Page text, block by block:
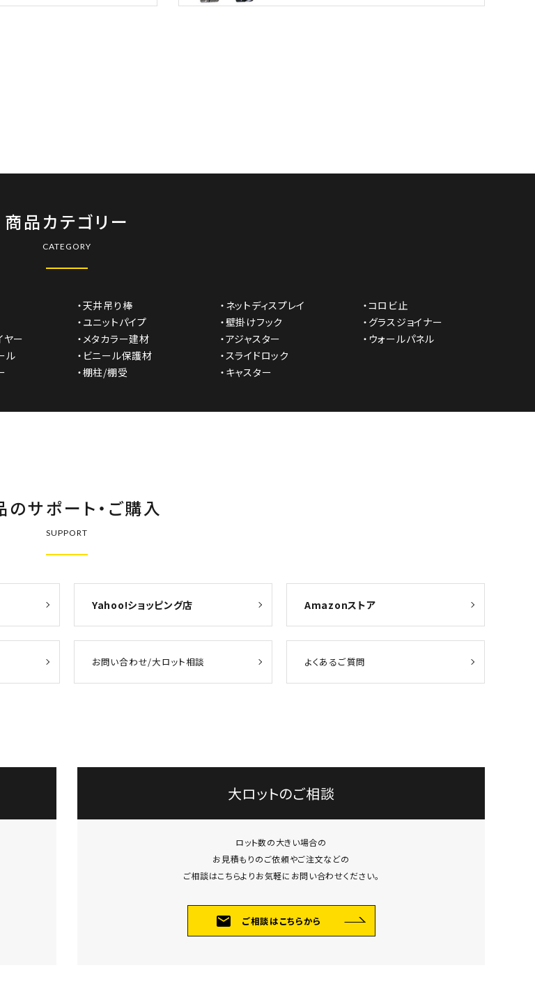
商品カテゴリー
CATEGORY
ヤー
ル
・天井吊り棒
・ユニットパイプ
・メタカラー建材
・ビニール保護材
・棚柱/棚受
・ネットディスプレイ
・壁掛けフック
・アジャスター
・スライドロック
・キャスター
・コロビ止
・グラスジョイナー
・ウォールパネル
のサポート・ご購入
SUPPORT
Yahoo!ショッピング店 Amazonストア
お問い合わせ/大ロット相談 よくあるご質問
大ロットのご相談
ロット数の大きい場合の
お見積もりのご依頼やご注文などの
ご相談はこちらよりお気軽にお問い合わせください。
mail ご相談はこちらから